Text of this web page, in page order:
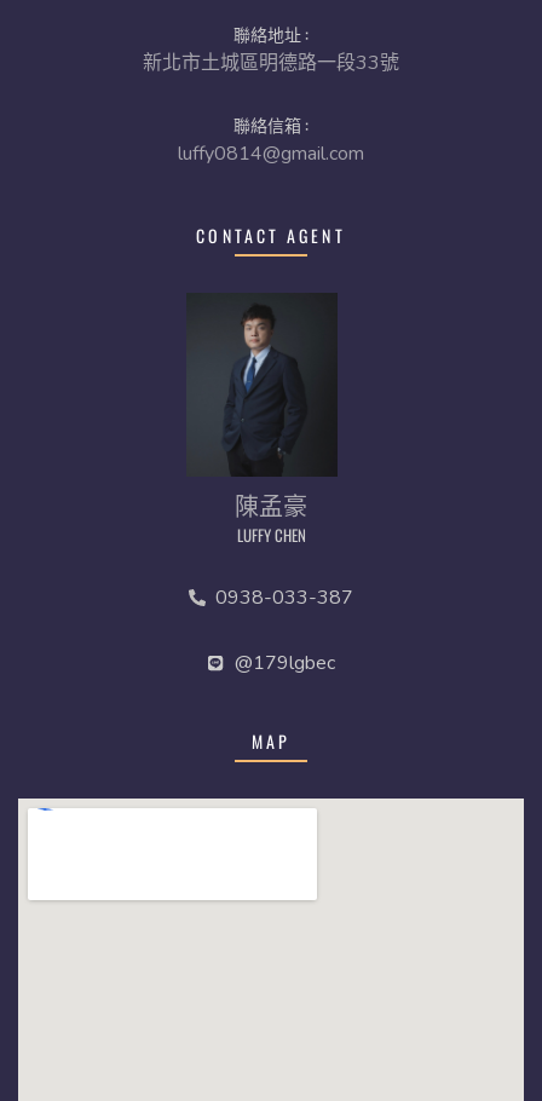
聯絡地址 :
新北市土城區明德路一段33號
聯絡信箱 :
luffy0814@gmail.com
CONTACT AGENT
陳孟豪
LUFFY CHEN
0938-033-387
@179lgbec
MAP